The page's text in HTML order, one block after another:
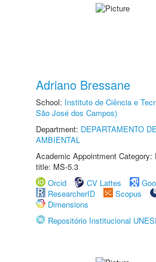
Adriano Bressane
School: Instituto de Ciência e
São José dos Campos)
Department: DEPARTAMENTO
AMBIENTAL
Academic Appointment Category:
title: MS-5.3
Orcid
CV Lattes
ResearcherID
Scopus
Dimensions
Repositório Institucional